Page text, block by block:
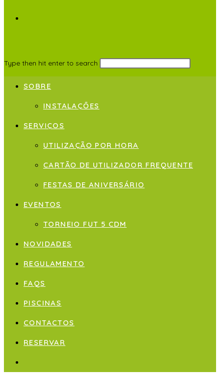
Type then hit enter to search
SOBRE
INSTALAÇÕES
SERVIÇOS
UTILIZAÇÃO POR HORA
CARTÃO DE UTILIZADOR FREQUENTE
FESTAS DE ANIVERSÁRIO
EVENTOS
TORNEIO FUT 5 CDM
NOVIDADES
REGULAMENTO
FAQS
PISCINAS
CONTACTOS
RESERVAR